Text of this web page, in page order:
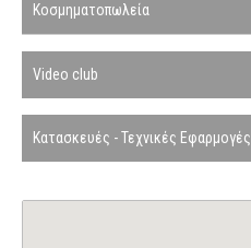
Κοσμηματοπωλεία
Video club
Κατασκευές - Τεχνικές Εφαρμογές